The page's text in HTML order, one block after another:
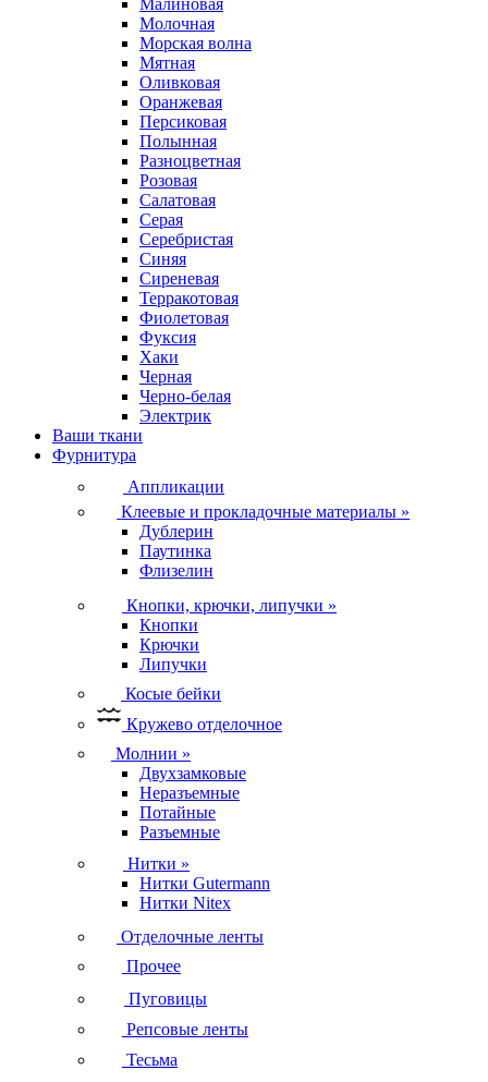
Молочная
Морская волна
Мятная
Оливковая
Оранжевая
Персиковая
Полынная
Разноцветная
Розовая
Салатовая
Серая
Серебристая
Синяя
Сиреневая
Терракотовая
Фиолетовая
Фуксия
Хаки
Черная
Черно-белая
Электрик
Ваши ткани
Фурнитура
Аппликации
Клеевые и прокладочные материалы »
Дублерин
Паутинка
Флизелин
Кнопки, крючки, липучки »
Кнопки
Крючки
Липучки
Косые бейки
Кружево отделочное
Молнии »
Двухзамковые
Неразъемные
Потайные
Разъемные
Нитки »
Нитки Gutermann
Нитки Nitex
Отделочные ленты
Прочее
Пуговицы
Репсовые ленты
Тесьма